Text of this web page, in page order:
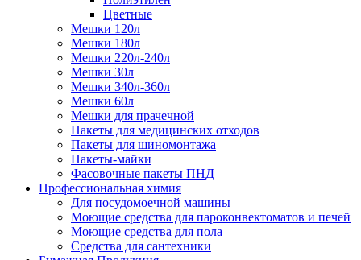
Цветные
Мешки 120л
Мешки 180л
Мешки 220л-240л
Мешки 30л
Мешки 340л-360л
Мешки 60л
Мешки для прачечной
Пакеты для медицинских отходов
Пакеты для шиномонтажа
Пакеты-майки
Фасовочные пакеты ПНД
Профессиональная химия
Для посудомоечной машины
Моющие средства для пароконвектоматов и печей
Моющие средства для пола
Средства для сантехники